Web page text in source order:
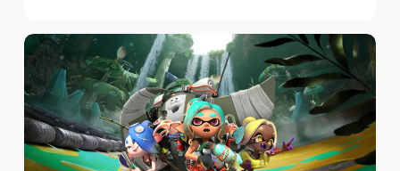
Review
–
Splatoon
Raiders